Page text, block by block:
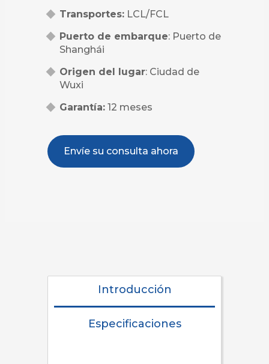
Transportes: LCL/FCL
Puerto de embarque: Puerto de
Shanghái
Origen del lugar: Ciudad de
Wuxi
Garantía: 12 meses
Envíe su consulta ahora
Introducción
Especificaciones